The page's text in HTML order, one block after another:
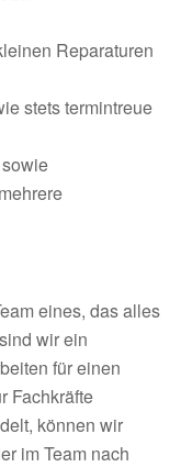
Reparaturen
stets termintreue
eines, das alles
wir ein
für einen
Fachkräfte
können wir
im Team nach